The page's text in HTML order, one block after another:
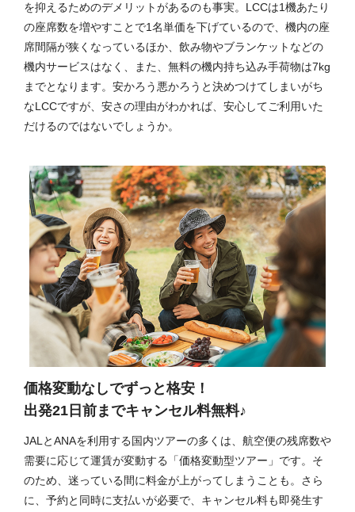
を抑えるためのデメリットがあるのも事実。LCCは1機あたり
の座席数を増やすことで1名単価を下げているので、機内の座
席間隔が狭くなっているほか、飲み物やブランケットなどの
機内サービスはなく、また、無料の機内持ち込み手荷物は7kg
までとなります。安かろう悪かろうと決めつけてしまいがち
なLCCですが、安さの理由がわかれば、安心してご利用いた
だけるのではないでしょうか。
価格変動なしでずっと格安！
出発21日前までキャンセル料無料♪
JALとANAを利用する国内ツアーの多くは、航空便の残席数や
需要に応じて運賃が変動する「価格変動型ツアー」です。そ
のため、迷っている間に料金が上がってしまうことも。さら
に、予約と同時に支払いが必要で、キャンセル料も即発生す